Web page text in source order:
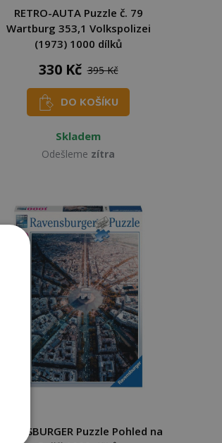
RETRO-AUTA Puzzle č. 79
Wartburg 353,1 Volkspolizei
(1973) 1000 dílků
330 Kč 395 Kč
DO KOŠÍKU
Skladem
Odešleme zítra
RAVENSBURGER Puzzle Pohled na